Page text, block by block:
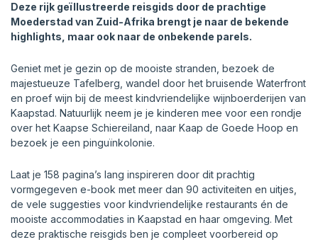
Deze rijk geïllustreerde reisgids door de prachtige
Moederstad van Zuid-Afrika brengt je naar de bekende
highlights, maar ook naar de onbekende parels.
Geniet met je gezin op de mooiste stranden, bezoek de
majestueuze Tafelberg, wandel door het bruisende Waterfront
en proef wijn bij de meest kindvriendelijke wijnboerderijen van
Kaapstad. Natuurlijk neem je je kinderen mee voor een rondje
over het Kaapse Schiereiland, naar Kaap de Goede Hoop en
bezoek je een pinguïnkolonie.
Laat je 158 pagina’s lang inspireren door dit prachtig
vormgegeven e-book met meer dan 90 activiteiten en uitjes,
de vele suggesties voor kindvriendelijke restaurants én de
mooiste accommodaties in Kaapstad en haar omgeving. Met
deze praktische reisgids ben je compleet voorbereid op